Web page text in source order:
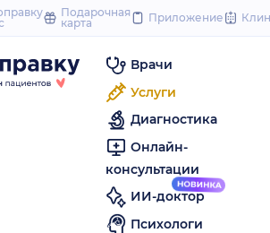
to
Закрыть
Подарочная
карта
Приложение
Врачи
Услуги
Диагностика
Онлайн-
консультации
ИИ-доктор
Психологи